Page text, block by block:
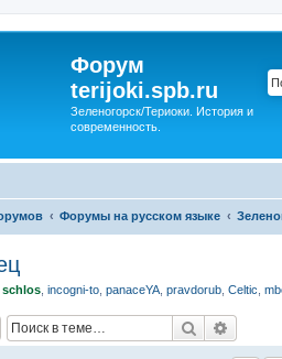
Форум
terijoki.spb.ru
Зеленогорск/Териоки. История и
современность.
Форумы на русском языке
schlos incogni-to panaceYA pravdorub Celtic
Поиск